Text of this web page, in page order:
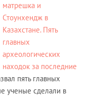
матрешка и
Стоунхендж в
Казахстане. Пять
главных
археологических
находок за последние
пять главных
ученые сделали в